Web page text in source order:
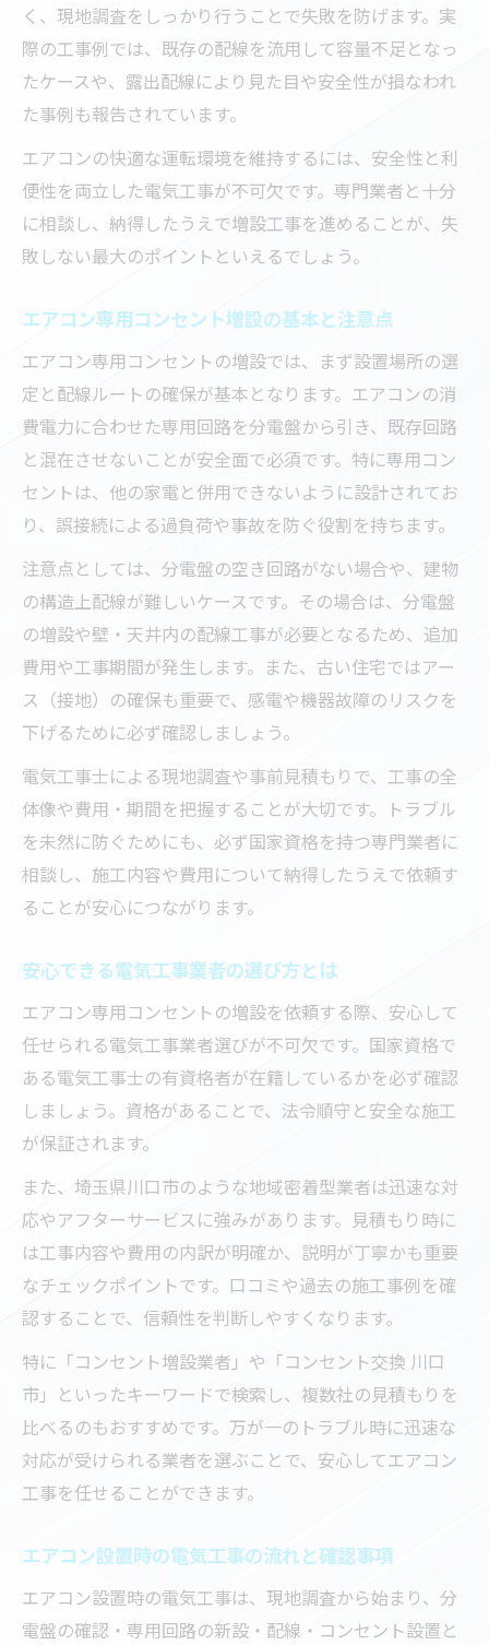
電気工事でコンセントがない部屋も快適に
エアコン設置時に最適なコンセント配置を
考える
コンセント増設業者選びのポイントと注意
点
電気工事で叶える理想のエアコン快適空間
電気工事で部屋の使い勝手を大きく向上
費用や手順で失敗しない電気工事のポイント
電気工事の費用相場と見積もり時の注意点
エアコンコンセント設置にかかる費用の内
工事手順を知って電気工事をスムーズに進
める
コンセント増設業者選びで失敗しないコツ
電気工事の追加費用を防ぐための質問例
古い住宅でも可能なエアコン増設の実際
電気工事で古い家もエアコン快適空間に
エアコン専用コンセント増設の工事注意点
古い住宅の配線と電気工事の基礎知識
電気工事で安全にコンセントを増設する方
法
川口市の電気工事業者が教えるリフォーム
事例
埼玉県川口市で選ばれる電気工事サービスの強
み
電気工事サービスが川口市で選ばれる理由
対応力が高いコンセント交換や増設業者の
地域密着の電気工事がもたらすメリット
エアコン電気工事で評価される技術力と信
川口市で支持される電気工事士の取り組み
く、現地調査をしっかり行うことで失敗を防げます。実
際の工事例では、既存の配線を流用して容量不足となっ
たケースや、露出配線により見た目や安全性が損なわれ
た事例も報告されています。
エアコンの快適な運転環境を維持するには、安全性と利
便性を両立した電気工事が不可欠です。専門業者と十分
に相談し、納得したうえで増設工事を進めることが、失
敗しない最大のポイントといえるでしょう。
エアコン専用コンセント増設の基本と注意点
エアコン専用コンセントの増設では、まず設置場所の選
定と配線ルートの確保が基本となります。エアコンの消
費電力に合わせた専用回路を分電盤から引き、既存回路
と混在させないことが安全面で必須です。特に専用コン
セントは、他の家電と併用できないように設計されてお
り、誤接続による過負荷や事故を防ぐ役割を持ちます。
注意点としては、分電盤の空き回路がない場合や、建物
の構造上配線が難しいケースです。その場合は、分電盤
の増設や壁・天井内の配線工事が必要となるため、追加
費用や工事期間が発生します。また、古い住宅ではアー
ス（接地）の確保も重要で、感電や機器故障のリスクを
下げるために必ず確認しましょう。
電気工事士による現地調査や事前見積もりで、工事の全
体像や費用・期間を把握することが大切です。トラブル
を未然に防ぐためにも、必ず国家資格を持つ専門業者に
相談し、施工内容や費用について納得したうえで依頼す
ることが安心につながります。
安心できる電気工事業者の選び方とは
エアコン専用コンセントの増設を依頼する際、安心して
任せられる電気工事業者選びが不可欠です。国家資格で
ある電気工事士の有資格者が在籍しているかを必ず確認
しましょう。資格があることで、法令順守と安全な施工
が保証されます。
また、埼玉県川口市のような地域密着型業者は迅速な対
応やアフターサービスに強みがあります。見積もり時に
は工事内容や費用の内訳が明確か、説明が丁寧かも重要
なチェックポイントです。口コミや過去の施工事例を確
認することで、信頼性を判断しやすくなります。
特に「コンセント増設業者」や「コンセント交換 川口
市」といったキーワードで検索し、複数社の見積もりを
比べるのもおすすめです。万が一のトラブル時に迅速な
対応が受けられる業者を選ぶことで、安心してエアコン
工事を任せることができます。
エアコン設置時の電気工事の流れと確認事項
エアコン設置時の電気工事は、現地調査から始まり、分
電盤の確認・専用回路の新設・配線・コンセント設置と